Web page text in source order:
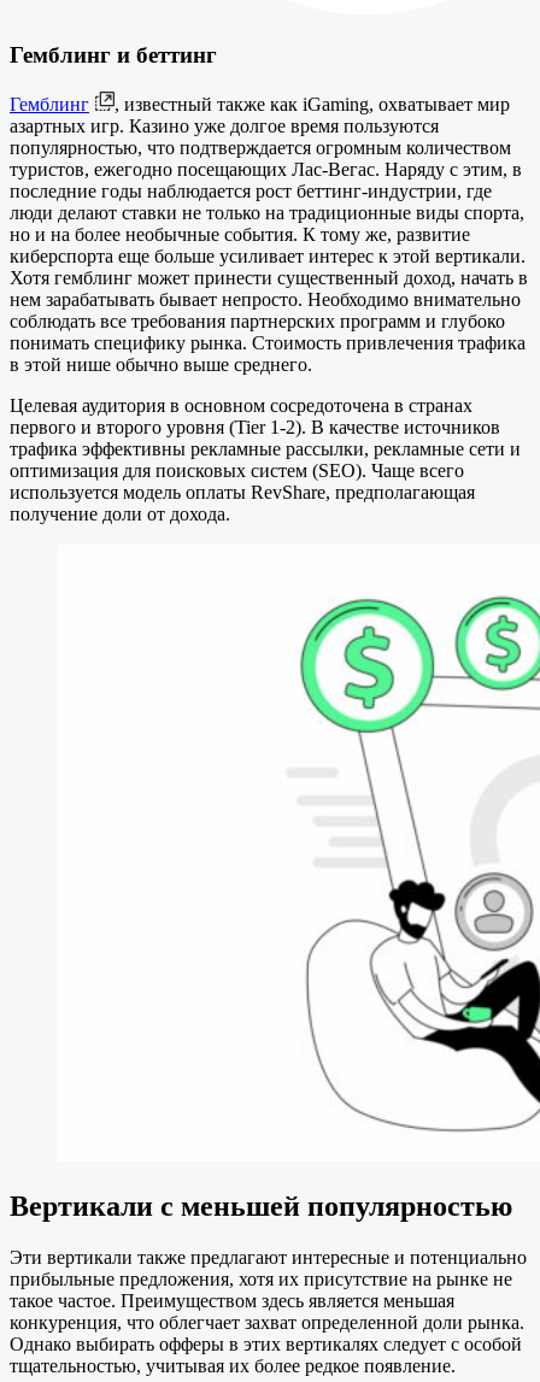
Гемблинг и беттинг
Гемблинг
, известный также как iGaming, охватывает мир
азартных игр. Казино уже долгое время пользуются
популярностью, что подтверждается огромным количеством
туристов, ежегодно посещающих Лас-Вегас. Наряду с этим, в
последние годы наблюдается рост беттинг-индустрии, где
люди делают ставки не только на традиционные виды спорта,
но и на более необычные события. К тому же, развитие
киберспорта еще больше усиливает интерес к этой вертикали.
Хотя гемблинг может принести существенный доход, начать в
нем зарабатывать бывает непросто. Необходимо внимательно
соблюдать все требования партнерских программ и глубоко
понимать специфику рынка. Стоимость привлечения трафика
в этой нише обычно выше среднего.
Целевая аудитория в основном сосредоточена в странах
первого и второго уровня (Tier 1-2). В качестве источников
трафика эффективны рекламные рассылки, рекламные сети и
оптимизация для поисковых систем (SEO). Чаще всего
используется модель оплаты RevShare, предполагающая
получение доли от дохода.
Вертикали с меньшей популярностью
Эти вертикали также предлагают интересные и потенциально
прибыльные предложения, хотя их присутствие на рынке не
такое частое. Преимуществом здесь является меньшая
конкуренция, что облегчает захват определенной доли рынка.
Однако выбирать офферы в этих вертикалях следует с особой
тщательностью, учитывая их более редкое появление.